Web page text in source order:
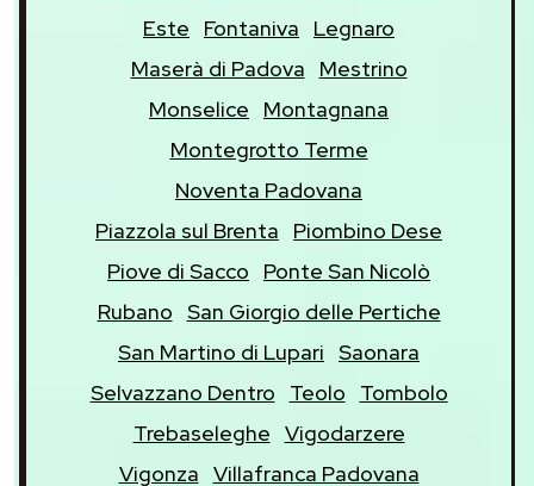
Este
Fontaniva
Legnaro
Maserà di Padova
Mestrino
Monselice
Montagnana
Montegrotto Terme
Noventa Padovana
Piazzola sul Brenta
Piombino Dese
Piove di Sacco
Ponte San Nicolò
Rubano San Giorgio delle Pertiche
San Martino di Lupari Saonara
Selvazzano Dentro
Teolo
Tombolo
Trebaseleghe Vigodarzere
Vigonza Villafranca Padovana